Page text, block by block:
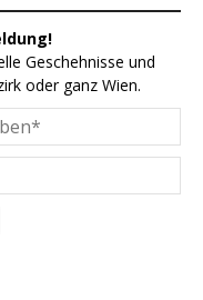
Geschehnisse und
oder ganz Wien.